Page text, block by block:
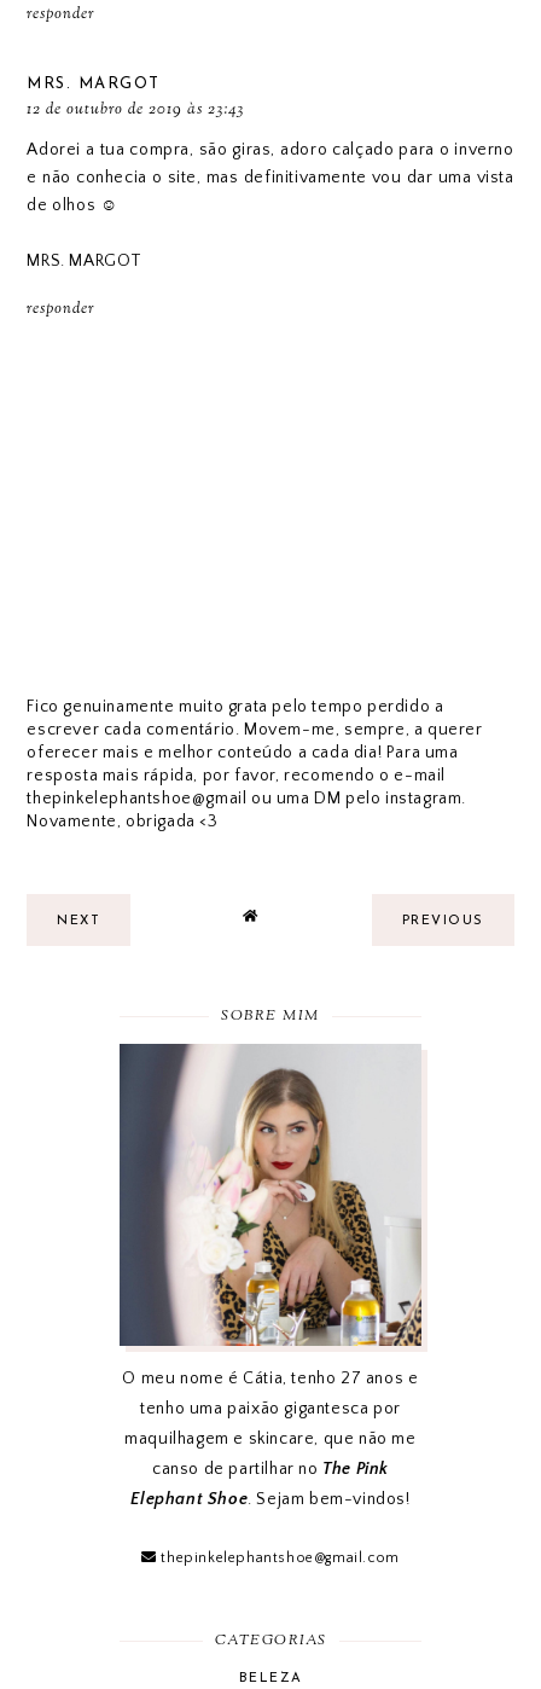
responder
MRS. MARGOT
12 de outubro de 2019 às 23:43
Adorei a tua compra, são giras, adoro calçado para o inverno
e não conhecia o site, mas definitivamente vou dar uma vista
de olhos ☺️
MRS. MARGOT
responder
Fico genuinamente muito grata pelo tempo perdido a
escrever cada comentário. Movem-me, sempre, a querer
oferecer mais e melhor conteúdo a cada dia! Para uma
resposta mais rápida, por favor, recomendo o e-mail
thepinkelephantshoe@gmail ou uma DM pelo instagram.
Novamente, obrigada <3
NEXT PREVIOUS
SOBRE MIM
O meu nome é Cátia, tenho 27 anos e
tenho uma paixão gigantesca por
maquilhagem e skincare, que não me
canso de partilhar no The Pink
Elephant Shoe. Sejam bem-vindos!
thepinkelephantshoe@gmail.com
CATEGORIAS
BELEZA